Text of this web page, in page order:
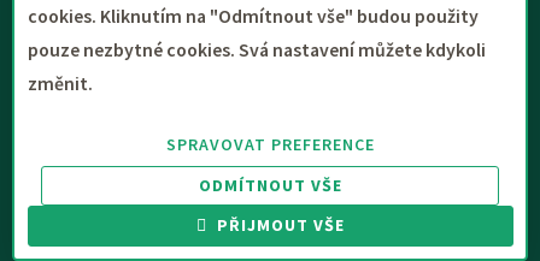
Verbreitung oder Veränderung des Inhalts dieser Seiten (vor allem
Fotos und Videos) ist illegal.
Zásady zpracování cookies
cookies. Kliknutím na "Odmítnout vše" budou použity
pouze nezbytné cookies. Svá nastavení můžete kdykoli
změnit.
SPRAVOVAT PREFERENCE
ODMÍTNOUT VŠE
PŘIJMOUT VŠE